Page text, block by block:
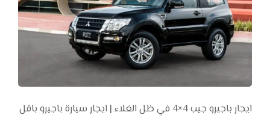
ايجار باجيرو جيب 4×4 في ظل الغلاء | ايجار سيارة باجيرو باقل